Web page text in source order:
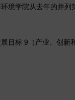
境学院从去年的并
目标 9（产业、创新